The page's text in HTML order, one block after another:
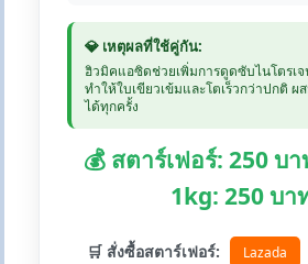
💎 เหตุผลที่ใช้คู่กัน:
ฮิวมิคแอซิดช่วยเพิ่มการดูดซับไนโตรเจ
ทำให้ใบเขียวเข้มและโตเร็วกว่าปกติ
ได้ทุกครั้ง
💰 สตาร์เฟอร์: 250 บ
1kg: 250 บา
🛒 สั่งซื้อสตาร์เฟอร์: Lazada